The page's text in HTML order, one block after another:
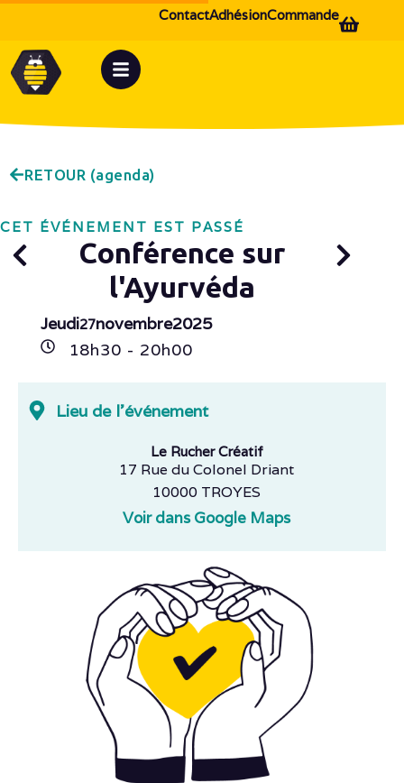
Commande
Adhésion
Contact
RETOUR (agenda)
CET ÉVÉNEMENT EST PASSÉ
Conférence sur
l'Ayurvéda
Jeudi27novembre2025
18h30 - 20h00
Lieu de l'événement
Le Rucher Créatif
17 Rue du Colonel Driant
10000 TROYES
Voir dans Google Maps